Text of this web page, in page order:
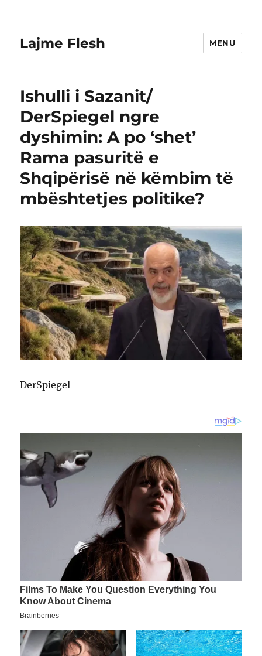
Lajme Flesh MENU
Ishulli i Sazanit/
DerSpiegel ngre
dyshimin: A po ‘shet’
Rama pasuritë e
Shqipërisë në këmbim të
mbështetjes politike?
DerSpiegel